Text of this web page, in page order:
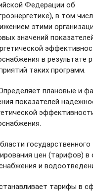
Федерации об
в том
этими
значений
в результате
таких программ.
плановые и
показателей
государственного
цен (тарифов) в
и
тарифы в